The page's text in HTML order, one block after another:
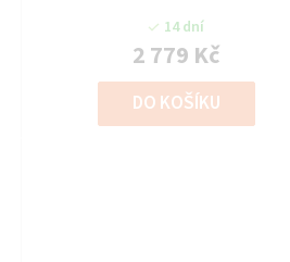
14 dní
2 779 Kč
DO KOŠÍKU